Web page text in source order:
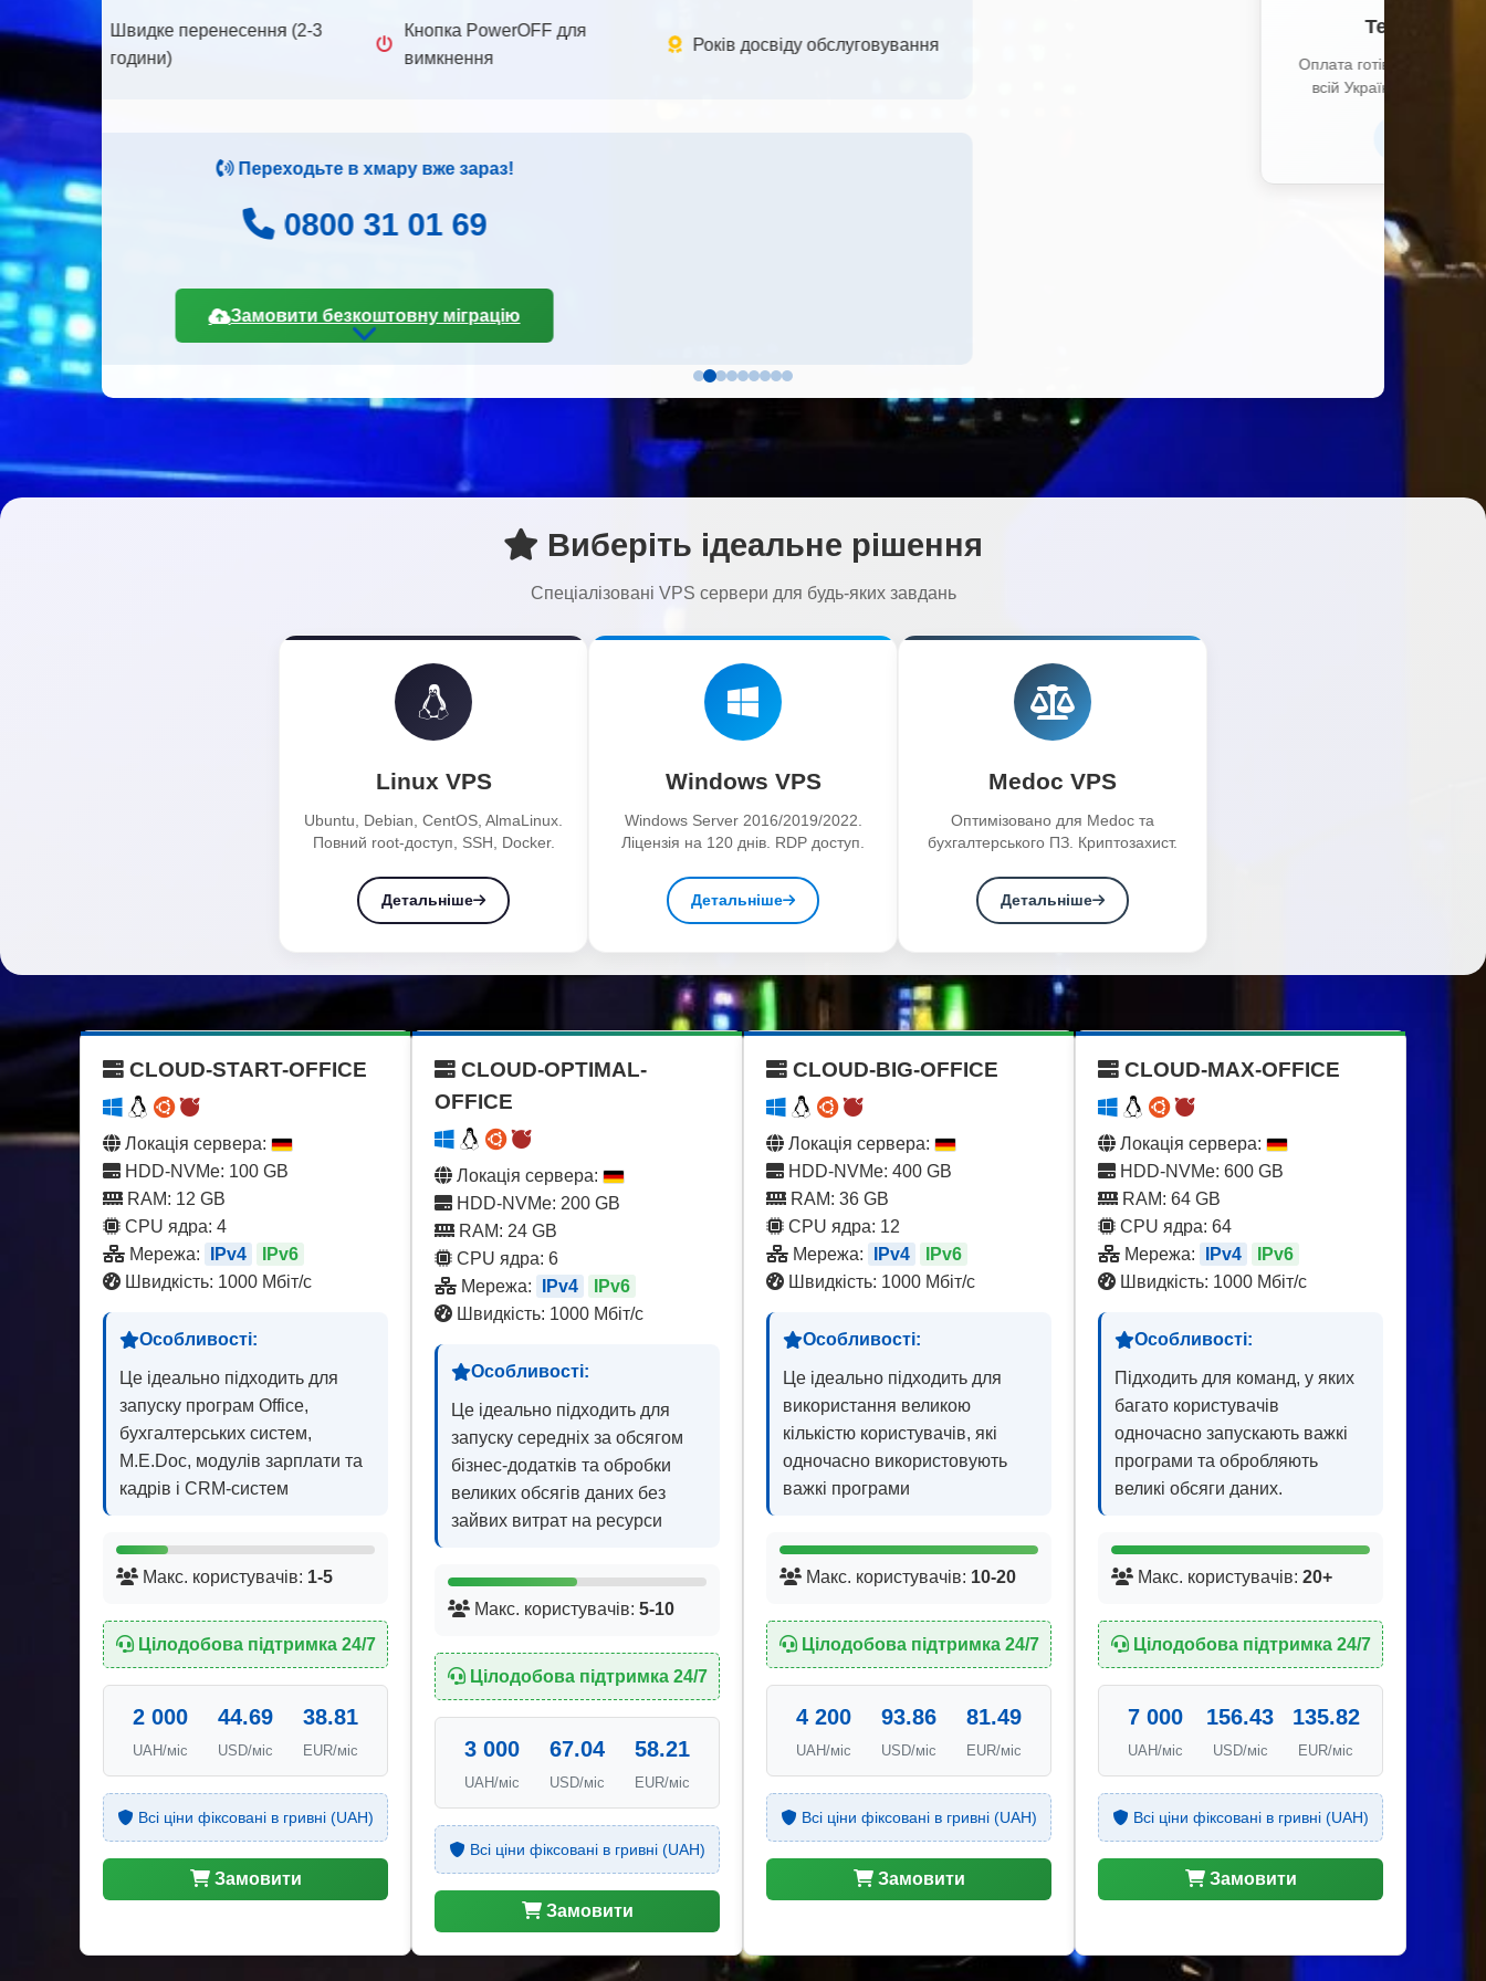
Термінали City24
Оплата готівкою у зручних терміналах по
Виберіть ідеальне рішення
Спеціалізовані VPS сервери для будь-яких завдань
Linux VPS
Ubuntu, Debian, CentOS, AlmaLinux.
Повний root-доступ, SSH, Docker.
Детальніше
Windows VPS
Windows Server 2016/2019/2022.
Ліцензія на 120 днів. RDP доступ.
Детальніше
Medoc VPS
Оптимізовано для Medoc та
бухгалтерського ПЗ. Криптозахист.
Детальніше
CLOUD-START-OFFICE
Локація сервера:
HDD-NVMe: 100 GB
RAM: 12 GB
CPU ядра: 4
Мережа:
IPv4
IPv6
Швидкість: 1000 Мбіт/с
Особливості:
Це ідеально підходить для
запуску програм Office,
бухгалтерських систем,
M.E.Doc, модулів зарплати та
кадрів і CRM-систем
Макс. користувачів: 1-5
Цілодобова підтримка 24/7
2 000
UAH/міс
44.69
USD/міс
38.81
EUR/міс
Всі ціни фіксовані в гривні (UAH)
Замовити
CLOUD-OPTIMAL-
OFFICE
Локація сервера:
HDD-NVMe: 200 GB
RAM: 24 GB
CPU ядра: 6
Мережа:
IPv4
IPv6
Швидкість: 1000 Мбіт/с
Особливості:
Це ідеально підходить для
запуску середніх за обсягом
бізнес-додатків та обробки
великих обсягів даних без
зайвих витрат на ресурси
Макс. користувачів: 5-10
Цілодобова підтримка 24/7
3 000
UAH/міс
67.04
USD/міс
58.21
EUR/міс
Всі ціни фіксовані в гривні (UAH)
Замовити
CLOUD-BIG-OFFICE
Локація сервера:
HDD-NVMe: 400 GB
RAM: 36 GB
CPU ядра: 12
Мережа:
IPv4
IPv6
Швидкість: 1000 Мбіт/с
Особливості:
Це ідеально підходить для
використання великою
кількістю користувачів, які
одночасно використовують
важкі програми
Макс. користувачів: 10-20
Цілодобова підтримка 24/7
4 200
UAH/міс
93.86
USD/міс
81.49
EUR/міс
Всі ціни фіксовані в гривні (UAH)
Замовити
CLOUD-MAX-OFFICE
Локація сервера:
HDD-NVMe: 600 GB
RAM: 64 GB
CPU ядра: 64
Мережа:
IPv4
IPv6
Швидкість: 1000 Мбіт/с
Особливості:
Підходить для команд, у яких
багато користувачів
одночасно запускають важкі
програми та обробляють
великі обсяги даних.
Макс. користувачів: 20+
Цілодобова підтримка 24/7
7 000
UAH/міс
156.43
USD/міс
135.82
EUR/міс
Всі ціни фіксовані в гривні (UAH)
Замовити